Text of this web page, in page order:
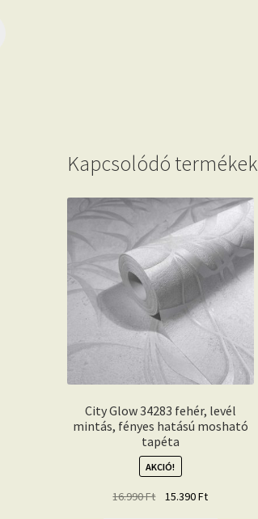
Kapcsolódó termékek
City Glow 34283 fehér, levél
mintás, fényes hatású mosható
tapéta
AKCIÓ!
16.990Ft
Original
15.390FtCurrent